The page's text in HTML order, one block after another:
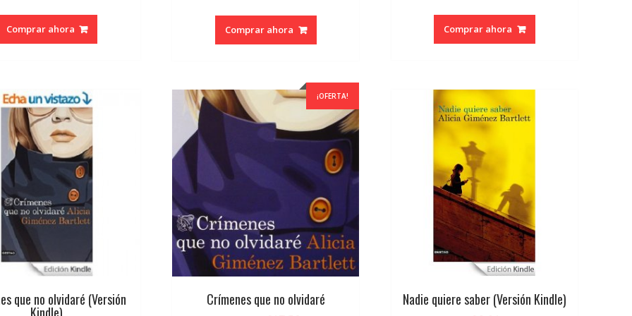
Comprar ahora
original
era:
actual
es:
Comprar ahora Comprar ahora
que no olvidaré (Versión
¡OFERTA!
Crímenes que no olvidaré Nadie quiere saber (Versión Kindle)